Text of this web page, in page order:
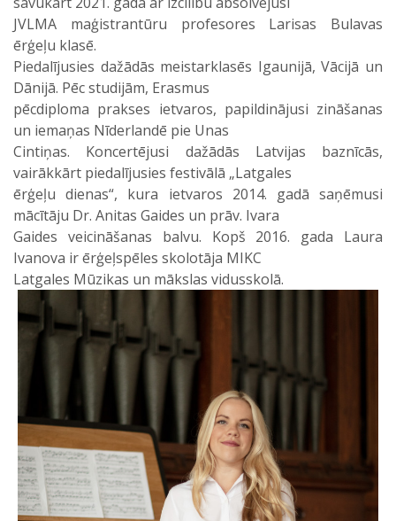
JVLMA maģistrantūru profesores Larisas Bulavas
ērģeļu klasē.
Piedalījusies dažādās meistarklasēs Igaunijā, Vācijā un
Dānijā. Pēc studijām, Erasmus
pēcdiploma prakses ietvaros, papildinājusi zināšanas
un iemaņas Nīderlandē pie Unas
Cintiņas. Koncertējusi dažādās Latvijas baznīcās,
vairākkārt piedalījusies festivālā „Latgales
ērģeļu dienas“, kura ietvaros 2014. gadā saņēmusi
mācītāju Dr. Anitas Gaides un prāv. Ivara
Gaides veicināšanas balvu. Kopš 2016. gada Laura
Ivanova ir ērģeļspēles skolotāja MIKC
Latgales Mūzikas un mākslas vidusskolā.